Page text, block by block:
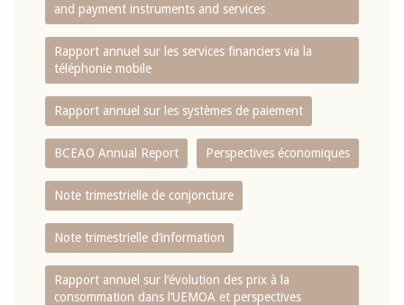
and payment instruments and services
Rapport annuel sur les services financiers via la
téléphonie mobile
Rapport annuel sur les systèmes de paiement
BCEAO Annual Report Perspectives économiques
Note trimestrielle de conjoncture
Note trimestrielle d‘information
Rapport annuel sur l‘évolution des prix à la
consommation dans l‘UEMOA et perspectives